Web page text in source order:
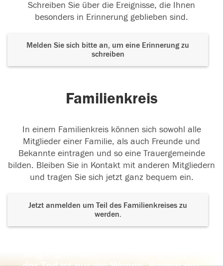
Schreiben Sie über die Ereignisse, die Ihnen
besonders in Erinnerung geblieben sind.
Melden Sie sich bitte an, um eine Erinnerung zu
schreiben
Familienkreis
In einem Familienkreis können sich sowohl alle
Mitglieder einer Familie, als auch Freunde und
Bekannte eintragen und so eine Trauergemeinde
bilden. Bleiben Sie in Kontakt mit anderen Mitgliedern
und tragen Sie sich jetzt ganz bequem ein.
Jetzt anmelden um Teil des Familienkreises zu
werden.